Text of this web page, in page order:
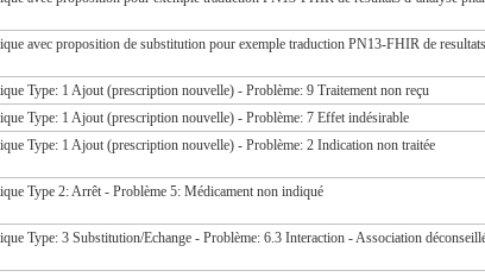
avec proposition de substitution pour exemple traduction PN13-FHIR de
Type: 1 Ajout (prescription nouvelle) - Problème: 9 Traitement non reçu
Type: 1 Ajout (prescription nouvelle) - Problème: 7 Effet indésirable
Type: 1 Ajout (prescription nouvelle) - Problème: 2 Indication non traitée
Type 2: Arrêt - Problème 5: Médicament non indiqué
Type: 3 Substitution/Echange - Problème: 6.3 Interaction - Association